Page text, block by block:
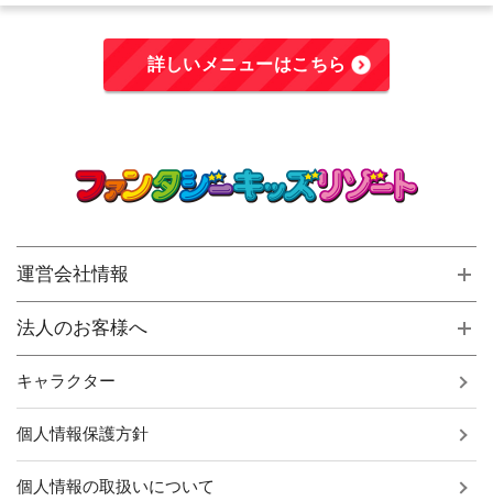
詳しいメニューはこちら
運営会社情報
法人のお客様へ
キャラクター
個人情報保護方針
個人情報の取扱いについて